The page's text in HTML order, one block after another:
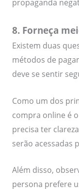
propaganda
8. Forneça
Existem duas
métodos de
deve se sentir
Como um dos
compra online é
precisa ter
serão acessadas
Além disso,
persona prefere